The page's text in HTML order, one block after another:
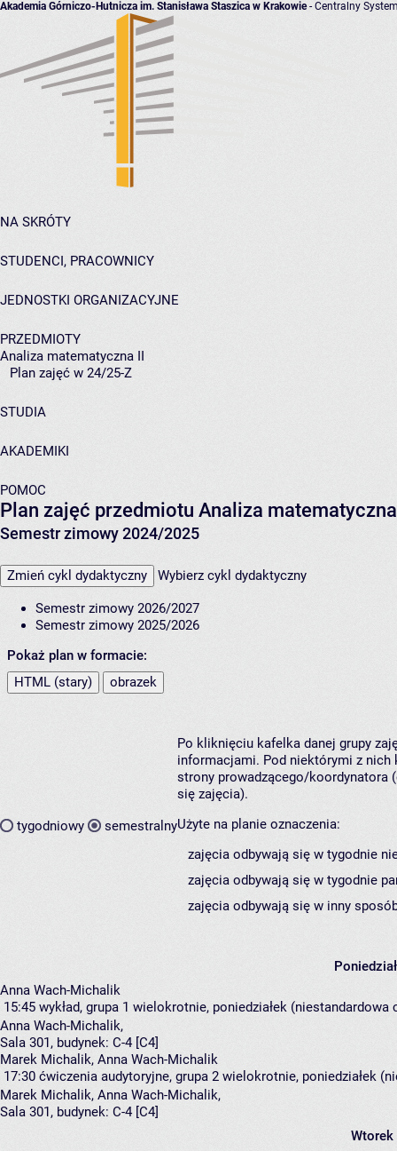
Akademia Górniczo-Hutnicza im. Stanisława Staszica w Krakowie- Centralny
NA SKRÓTY
STUDENCI, PRACOWNICY
JEDNOSTKI ORGANIZACYJNE
PRZEDMIOTY
Analiza matematyczna II
Plan zajęć w 24/25-Z
STUDIA
AKADEMIKI
POMOC
Plan zajęć przedmiotu Analiza
Semestr zimowy 2024/2025
Zmień cykl dydaktyczny Wybierz cykl dydaktyczny
Semestr zimowy 2026/2027
Semestr zimowy 2025/2026
Pokaż plan w formacie:
HTML (stary)
obrazek
tygodniowy semestralny
Po kliknięciu kafelka danej grupy
informacjami. Pod niektórymi z nich
strony prowadzącego/koordynatora
się zajęcia).
Użyte na planie oznaczenia:
zajęcia odbywają się w tygodnie
zajęcia odbywają się w tygodnie
zajęcia odbywają się w inny
Anna Wach-Michalik
15:45 wykład, grupa 1 wielokrotnie, poniedziałek (niestandardowa
Anna Wach-Michalik,
Sala 301, budynek: C-4 [C4]
Marek Michalik, Anna Wach-Michalik
17:30 ćwiczenia audytoryjne, grupa 2 wielokrotnie, poniedziałek
Marek Michalik, Anna Wach-Michalik,
Sala 301, budynek: C-4 [C4]
Wtorek